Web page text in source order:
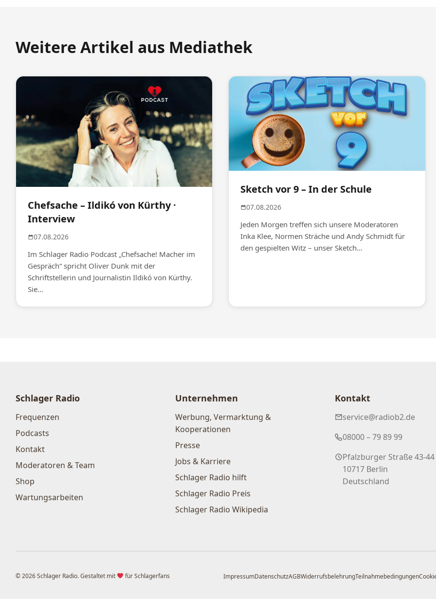
Weitere Artikel aus Mediathek
Chefsache – Ildikó von Kürthy ·
Interview
07.08.2026
Im Schlager Radio Podcast „Chefsache! Macher im
Gespräch“ spricht Oliver Dunk mit der
Schriftstellerin und Journalistin Ildikó von Kürthy.
Sie...
Sketch vor 9 – In der Schule
07.08.2026
Jeden Morgen treffen sich unsere Moderatoren
Inka Klee, Normen Sträche und Andy Schmidt für
den gespielten Witz – unser Sketch...
Schlager Radio
Frequenzen
Podcasts
Kontakt
Moderatoren & Team
Shop
Wartungsarbeiten
Unternehmen
Werbung, Vermarktung &
Kooperationen
Presse
Jobs & Karriere
Schlager Radio hilft
Schlager Radio Preis
Schlager Radio Wikipedia
Kontakt
service@radiob2.de
08000 – 79 89 99
Pfalzburger Straße 43-44
10717 Berlin
Deutschland
© 2026 Schlager Radio. Gestaltet mit für Schlagerfans ImpressumDatenschutzAGBWiderrufsbelehrungTeilnahmebedingungen